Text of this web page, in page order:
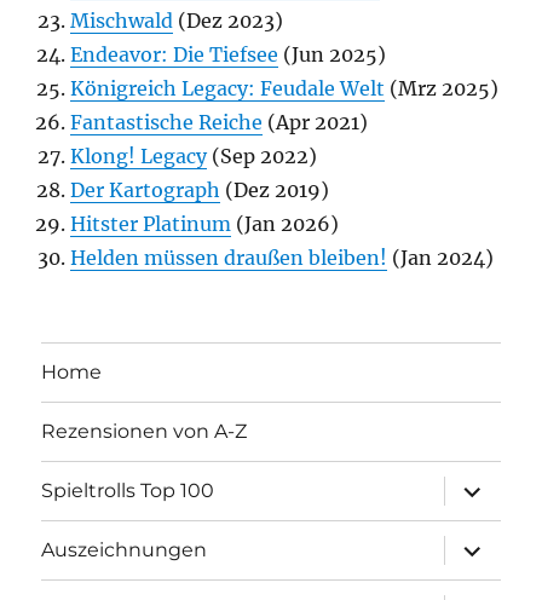
Mischwald (Dez 2023)
Endeavor: Die Tiefsee (Jun 2025)
Königreich Legacy: Feudale Welt (Mrz 2025)
Fantastische Reiche (Apr 2021)
Klong! Legacy(Sep 2022)
Der Kartograph (Dez 2019)
Hitster Platinum (Jan 2026)
Helden müssen draußen bleiben! (Jan 2024)
Home
Rezensionen von A-Z
Spieltrolls Top 100
öffnen
Auszeichnungen
öffnen